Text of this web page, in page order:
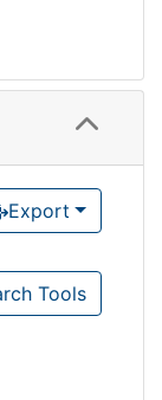
Export
Tools